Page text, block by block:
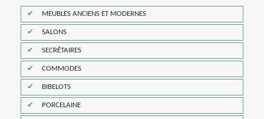
MEUBLES ANCIENS ET MODERNES
SALONS
SECRÉTAIRES
COMMODES
BIBELOTS
PORCELAINE